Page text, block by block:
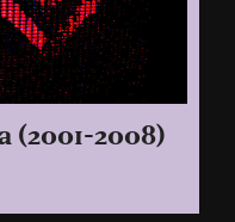
(2001-2008)